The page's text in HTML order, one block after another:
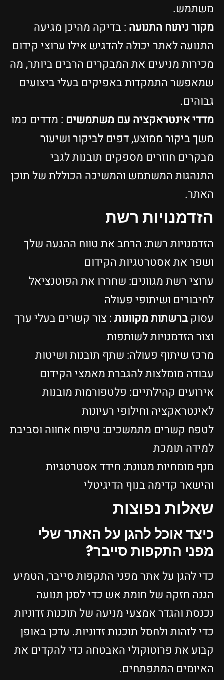
משתמש.
מקור ניתוח התנועה : בדיקה מהיכן מגיעה
התנועה לאתר יכולה להדגיש אילו ערוצי קידום
מכירות מניעים את המבקרים הרבים ביותר, מה
שמאפשר התמקדות באפיקים בעלי ביצועים
גבוהים.
מדדי אינטראקציה עם משתמשים : מדדים כמו
משך ביקור ממוצע, דפים לביקור ושיעור
מבקרים חוזרים מספקים תובנות לגבי
התנהגות המשתמש והמשיכה הכוללת של תוכן
האתר.
הזדמנויות רשת
הזדמנויות רשת: הרחב את טווח ההגעה שלך
ושפר את אסטרטגיות הקידום
ערוצי רשת מגוונים: שחררו את הפוטנציאל
לחיבורים ושיתופי פעולה
עסוק ברשתות מקוונות: צור קשרים בעלי ערך
וצור הזדמנויות לשותפות
מרכז שיתוף פעולה: שתף תובנות ושיטות
עבודה מומלצות להגברת מאמצי הקידום
אירועים קהילתיים: פלטפורמות מובנות
לאינטראקציה וחילופי רעיונות
לטפח קשרים מתמשכים: טיפוח אחווה וסביבת
למידה תומכת
מנף מומחיות מגוונת: חידד אסטרטגיות
והישאר קדימה בנוף הדיגיטלי
שאלות נפוצות
כיצד אוכל להגן על האתר שלי
מפני התקפות סייבר?
כדי להגן על אתר מפני התקפות סייבר, הטמיע
הגנה חזקה של חומת אש כדי לסנן תנועה
נכנסת והגדר אמצעי מניעה של תוכנות זדוניות
כדי לזהות ולחסל תוכנות זדוניות. עדכן באופן
קבוע את פרוטוקולי האבטחה כדי להקדים את
האיומים המתפתחים.